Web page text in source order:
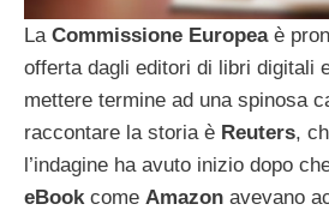
La Commissione Europeaè
offerta dagli editori di libri digitali
mettere termine ad una spinosa
raccontare la storia è Reuters,
l’indagine ha avuto inizio dopo
eBookcome Amazon avevano